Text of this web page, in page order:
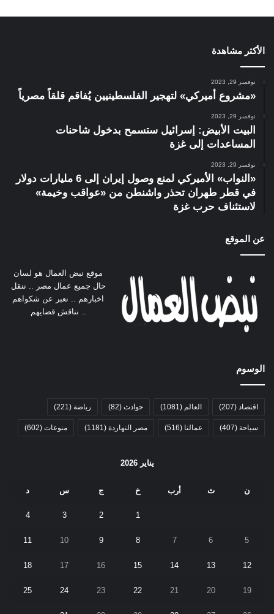
الأكثر مشاهدة
نوفمبر 29, 2023
«مشروع أميركي» لتهجير الفلسطينيين يُفاقم قلقاً مصرياً
نوفمبر 29, 2023
البيت الأبيض: إسرائيل ستسمح بدخول شاحنات
المساعدات إلى غزة
نوفمبر 29, 2023
«النواب» الأميركي لمنع وصول إيران إلى 6 مليارات دولار
في قطر طهران تحذر واشنطن من «عواقب وخيمة»
لاستئناف حرب غزة
عن الموقع
موقع نبض العمال هو لسان
حال جميع عمال مصر .. ننقل
اخبارهم .. نعبر عن شكواهم
.. نناقش قضايهم
الوسوم
اقتصاد (207) العالم (1081) حوادث (82) رياضة (221)
سياحة (407) عمالنا (516) مصر النهاردة (1181) منوعات (602)
يناير 2026
ن ث أرب خ ج س د
1
2
3
4
5
6
7
8
9
10
11
12
13
14
15
16
17
18
19
20
21
22
23
24
25